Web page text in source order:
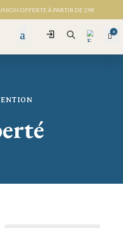
OFFERTE À PARTIR DE 29€
ConnexionRecherche
0